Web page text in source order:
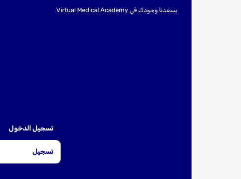
يسعدنا وجودك في Virtual Medical Academy
تسجيل الدخول
تسجيل